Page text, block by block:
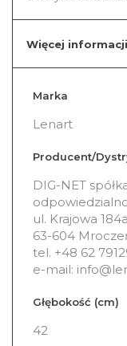
Więcej informacji
Więcej
Marka
Lenart
Producent/
DIG-NET
ul. Krajowa
63-604
tel. +48 62
e-mail:
Głębokość (cm)
42